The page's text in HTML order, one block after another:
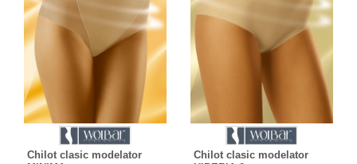
Chilot clasic modelator
Chilot clasic modelator